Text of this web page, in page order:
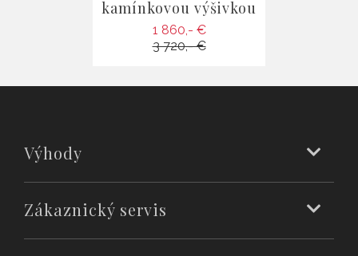
kamínkovou výšivkou
1 860,- €
3 720,- €
Výhody
Zákaznický servis